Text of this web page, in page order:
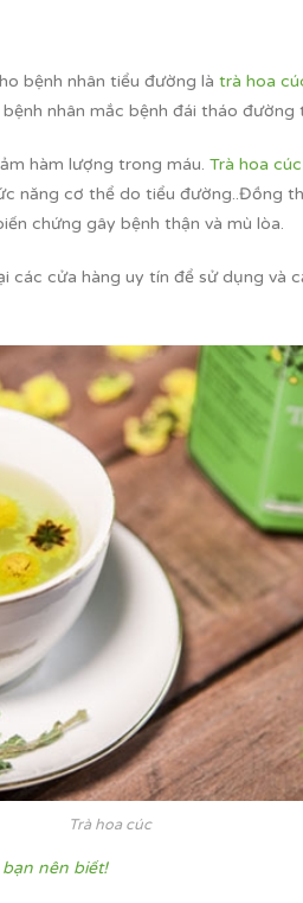
bệnh nhân tiểu đường là trà hoa
nhân mắc bệnh đái tháo đường
hàm lượng trong máu. Trà hoa cúc
năng cơ thể do tiểu đường..Đồng
chứng gây bệnh thận và mù lòa.
các cửa hàng uy tín để sử dụng và
Trà hoa cúc
nên biết!